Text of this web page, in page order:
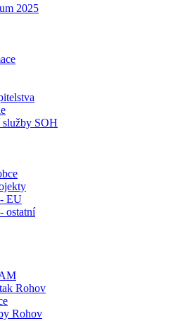
2025
služby SOH
EU
ostatní
Rohov
Rohov